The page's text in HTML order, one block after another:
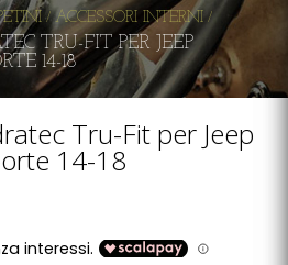
/ACCESSORI INTERNI /
TRU-FIT PER JEEP
14-18
Tru-Fit per Jeep
14-18